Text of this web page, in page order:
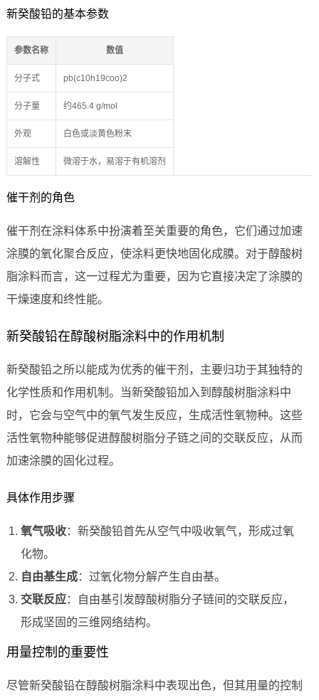
新癸酸铅的基本参数
参数名称 数值
分子式 pb(c10h19coo)2
分子量 约465.4 g/mol
外观 白色或淡黄色粉末
溶解性 微溶于水，易溶于有机溶剂
催干剂的角色
催干剂在涂料体系中扮演着至关重要的角色，它们通过加速
涂膜的氧化聚合反应，使涂料更快地固化成膜。对于醇酸树
脂涂料而言，这一过程尤为重要，因为它直接决定了涂膜的
干燥速度和终性能。
新癸酸铅在醇酸树脂涂料中的作用机制
新癸酸铅之所以能成为优秀的催干剂，主要归功于其独特的
化学性质和作用机制。当新癸酸铅加入到醇酸树脂涂料中
时，它会与空气中的氧气发生反应，生成活性氧物种。这些
活性氧物种能够促进醇酸树脂分子链之间的交联反应，从而
加速涂膜的固化过程。
具体作用步骤
氧气吸收：新癸酸铅首先从空气中吸收氧气，形成过氧
化物。
自由基生成：过氧化物分解产生自由基。
交联反应：自由基引发醇酸树脂分子链间的交联反应，
形成坚固的三维网络结构。
用量控制的重要性
尽管新癸酸铅在醇酸树脂涂料中表现出色，但其用量的控制